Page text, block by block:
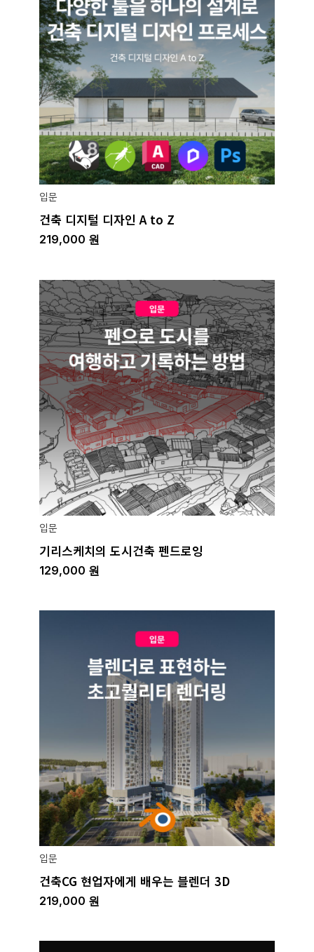
입문
건축 디지털 디자인 A to Z
219,000 원
입문
기리스케치의 도시건축 펜드로잉
129,000 원
입문
건축CG 현업자에게 배우는 블렌더 3D
219,000 원